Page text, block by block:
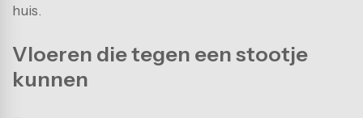
huis.
Vloeren die tegen een stootje
kunnen